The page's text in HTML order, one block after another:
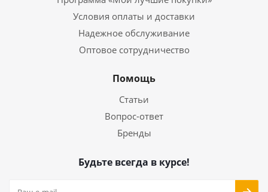
Условия оплаты и доставки
Надежное обслуживание
Оптовое сотрудничество
Помощь
Статьи
Вопрос-ответ
Бренды
Будьте всегда в курсе!